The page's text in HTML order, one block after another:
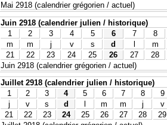
Mai 2918 (calendrier grégorien / actuel)
Juin 2918 (calendrier julien / historique)
1
2 3 4 5 6 7 8
m
m j v s d l m
21
22 23 24 25 26 27 28
Juin 2918 (calendrier grégorien / actuel)
Juillet 2918 (calendrier julien / historique)
1
2 3 4 5 6 7 8 9
j
v s d m m j v
21
22 23 24 25 26 27 28 29